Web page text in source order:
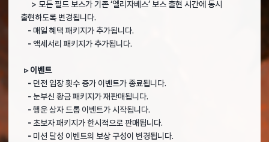
> 모든 필드 보스가 기존 ‘엘리자베스’ 보스 출현 시간에 동시
출현하도록 변경됩니다.
-매일 혜택 패키지가 추가됩니다.
-액세서리 패키지가 추가됩니다.
▹ 이벤트
- 던전 입장 횟수 증가 이벤트가 종료됩니다.
-눈부신 황금 패키지가 재판매됩니다.
-행운 상자 드롭 이벤트가 시작됩니다.
-초보자 패키지가 한시적으로 판매됩니다.
- 미션 달성 이벤트의 보상 구성이 변경됩니다.